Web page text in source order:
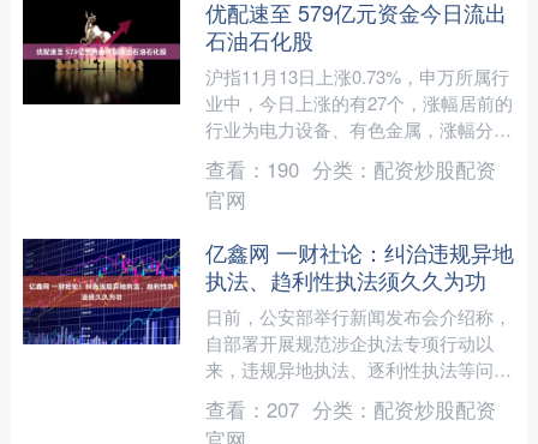
优配速至 579亿元资金今日流出
石油石化股
沪指11月13日上涨0.73%，申万所属行
业中，今日上涨的有27个，涨幅居前的
行业为电力设备、有色金属，涨幅分别
为4.31%、4.01%。跌幅居前的行业为
公用事....
查看： 190 分类： 配资炒股配资
官网
亿鑫网 一财社论：纠治违规异地
执法、趋利性执法须久久为功
日前，公安部举行新闻发布会介绍称，
自部署开展规范涉企执法专项行动以
来，违规异地执法、逐利性执法等问题
得到有效遏制，涉企执法得到进一步规
范，有力服务了高质量发展。....
查看： 207 分类： 配资炒股配资